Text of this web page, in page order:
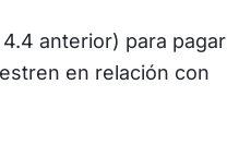
anterior) para pagar
en relación con